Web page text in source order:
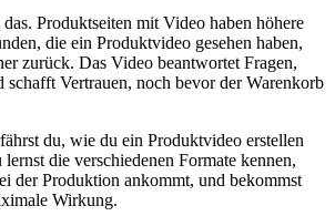
Produktseiten mit Video haben höhere
die ein Produktvideo gesehen haben,
zurück. Das Video beantwortet Fragen,
schafft Vertrauen, noch bevor der Warenkorb
du, wie du ein Produktvideo erstellen
die verschiedenen Formate kennen,
der Produktion ankommt, und bekommst
Wirkung.